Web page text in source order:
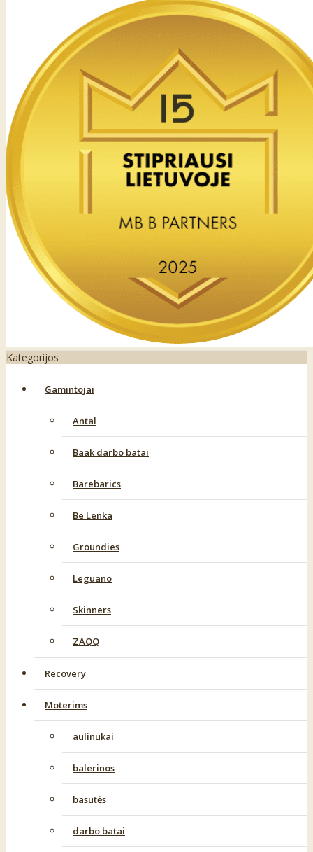
Kategorijos
Gamintojai
Antal
Baak darbo batai
Barebarics
Be Lenka
Groundies
Leguano
Skinners
ZAQQ
Recovery
Moterims
aulinukai
balerinos
basutės
darbo batai